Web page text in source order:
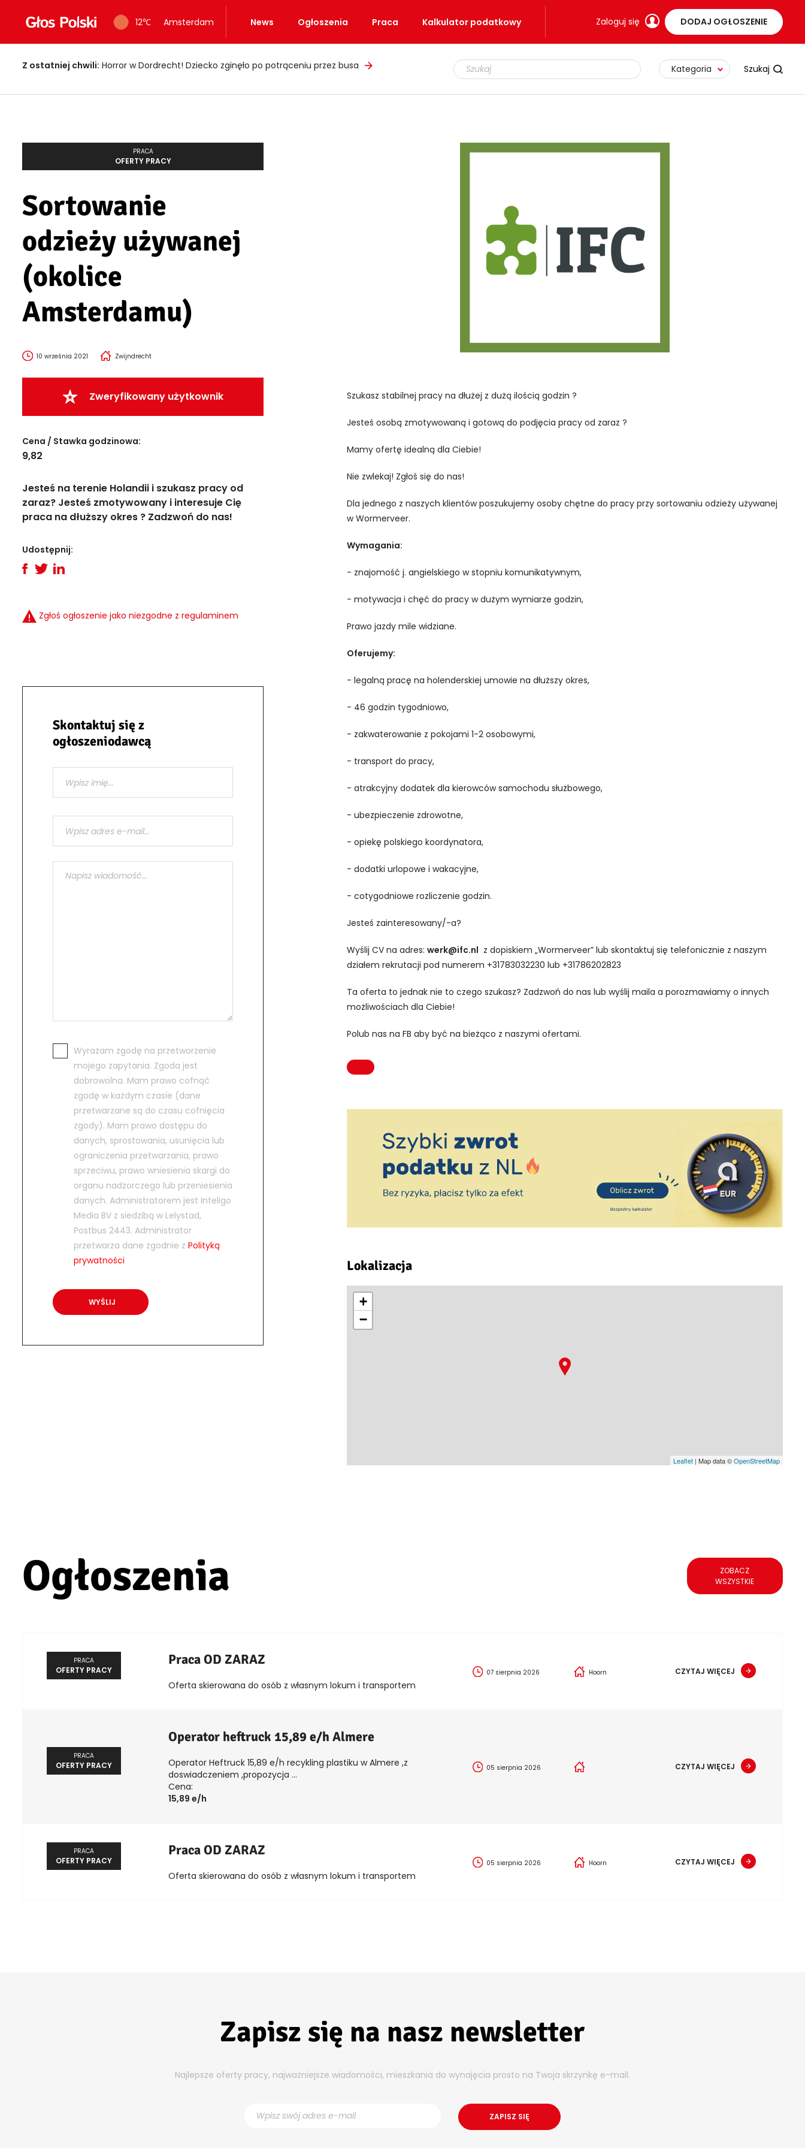
12℃ Amsterdam News Ogłoszenia Praca Kalkulator podatkowy Zaloguj się DODAJ OGŁOSZENIE
Z ostatniej chwili: Horror w Dordrecht! Dziecko zginęło po potrąceniu przez busa Kategoria
PRACA
OFERTY PRACY
Sortowanie
odzieży używanej
(okolice
Amsterdamu)
10 września 2021 Zwijndrecht
Zweryfikowany użytkownik
Cena / Stawka godzinowa:
9,82
Jesteś na terenie Holandii i szukasz pracy od
zaraz? Jesteś zmotywowany i interesuje Cię
praca na dłuższy okres ? Zadzwoń do nas!
Udostępnij:
Zgłoś ogłoszenie jako niezgodne z regulaminem
Skontaktuj się z
ogłoszeniodawcą
Wyrażam zgodę na przetworzenie
mojego zapytania. Zgoda jest
dobrowolna. Mam prawo cofnąć
zgodę w każdym czasie (dane
przetwarzane są do czasu cofnięcia
zgody). Mam prawo dostępu do
danych, sprostowania, usunięcia lub
ograniczenia przetwarzania, prawo
sprzeciwu, prawo wniesienia skargi do
organu nadzorczego lub przeniesienia
danych. Administratorem jest Inteligo
Media BV z siedzibą w Lelystad,
Postbus 2443. Administrator
przetwarza dane zgodnie z Polityką
prywatności
Szukasz stabilnej pracy na dłużej z dużą ilością godzin ?
Jesteś osobą zmotywowaną i gotową do podjęcia pracy od zaraz ?
Mamy ofertę idealną dla Ciebie!
Nie zwlekaj! Zgłoś się do nas!
Dla jednego z naszych klientów poszukujemy osoby chętne do pracy przy sortowaniu odzieży używanej
w Wormerveer.
Wymagania:
- znajomość j. angielskiego w stopniu komunikatywnym,
- motywacja i chęć do pracy w dużym wymiarze godzin,
Prawo jazdy mile widziane.
Oferujemy:
- legalną pracę na holenderskiej umowie na dłuższy okres,
- 46 godzin tygodniowo,
- zakwaterowanie z pokojami 1-2 osobowymi,
- transport do pracy,
- atrakcyjny dodatek dla kierowców samochodu służbowego,
- ubezpieczenie zdrowotne,
- opiekę polskiego koordynatora,
- dodatki urlopowe i wakacyjne,
- cotygodniowe rozliczenie godzin.
Jesteś zainteresowany/-a?
Wyślij CV na adres: werk@ifc.nl z dopiskiem „Wormerveer” lub skontaktuj się telefonicznie z naszym
działem rekrutacji pod numerem +31783032230 lub +31786202823
Ta oferta to jednak nie to czego szukasz? Zadzwoń do nas lub wyślij maila a porozmawiamy o innych
możliwościach dla Ciebie!
Polub nas na FB aby być na bieżąco z naszymi ofertami.
Lokalizacja
+
−
Leaflet| Map data ©OpenStreetMap
Ogłoszenia
ZOBACZ
WSZYSTKIE
PRACA
OFERTY PRACY
Praca OD ZARAZ
Oferta skierowana do osób z własnym lokum i transportem
07 sierpnia 2026 Hoorn CZYTAJ WIĘCEJ
PRACA
OFERTY PRACY
Operator heftruck 15,89 e/h Almere
Operator Heftruck 15,89 e/h recykling plastiku w Almere ,z
doswiadczeniem ,propozycja ...
Cena:
15,89 e/h
05 sierpnia 2026 CZYTAJ WIĘCEJ
PRACA
OFERTY PRACY
Praca OD ZARAZ
Oferta skierowana do osób z własnym lokum i transportem
05 sierpnia 2026 Hoorn CZYTAJ WIĘCEJ
Zapisz się na nasz newsletter
Najlepsze oferty pracy, najważniejsze wiadomości, mieszkania do wynajęcia prosto na Twoja skrzynkę e-mail.